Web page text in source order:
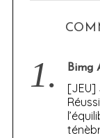
1. Bimg
[JEU]